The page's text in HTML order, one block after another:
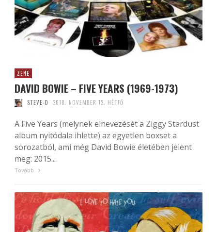
ZENE
DAVID BOWIE – FIVE YEARS (1969-1973)
STEVE-O 2018. NOVEMBER 12. HÉTFŐ
A Five Years (melynek elnevezését a Ziggy Stardust
album nyitódala ihlette) az egyetlen boxset a
sorozatból, ami még David Bowie életében jelent
meg: 2015...
Tovább